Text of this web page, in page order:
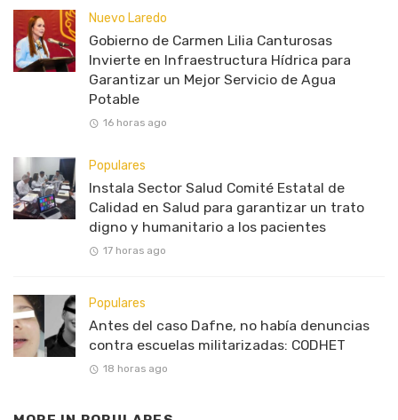
Nuevo Laredo
Gobierno de Carmen Lilia Canturosas
Invierte en Infraestructura Hídrica para
Garantizar un Mejor Servicio de Agua
Potable
16 horas ago
Populares
Instala Sector Salud Comité Estatal de
Calidad en Salud para garantizar un trato
digno y humanitario a los pacientes
17 horas ago
Populares
Antes del caso Dafne, no había denuncias
contra escuelas militarizadas: CODHET
18 horas ago